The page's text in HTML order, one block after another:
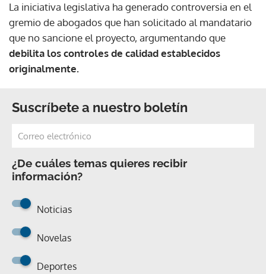
La iniciativa legislativa ha generado controversia en el
gremio de abogados que han solicitado al mandatario
que no sancione el proyecto, argumentando que
debilita los controles de calidad establecidos
originalmente.
Suscríbete a nuestro boletín
¿De cuáles temas quieres recibir
información?
Noticias
Novelas
Deportes